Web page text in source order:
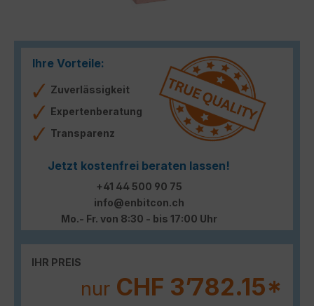
Ihre Vorteile:
Zuverlässigkeit
Expertenberatung
Transparenz
Jetzt kostenfrei beraten lassen!
+41 44 500 90 75
info@enbitcon.ch
Mo.- Fr. von 8:30 - bis 17:00 Uhr
IHR PREIS
nur CHF 3’782.15*